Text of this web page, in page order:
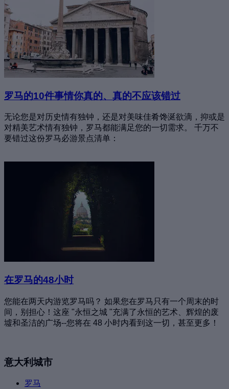
罗马的10件事情你真的、真的不应该错过
无论您是对历史情有独钟，还是对美味佳肴馋涎欲滴，抑或是
对精美艺术情有独钟，罗马都能满足您的一切需求。 千万不
要错过这份罗马必游景点清单：
在罗马的48小时
您能在两天内游览罗马吗？ 如果您在罗马只有一个周末的时
间，别担心！这座 "永恒之城 "充满了永恒的艺术、辉煌的废
墟和圣洁的广场--您将在 48 小时内看到这一切，甚至更多！
意大利城市
罗马